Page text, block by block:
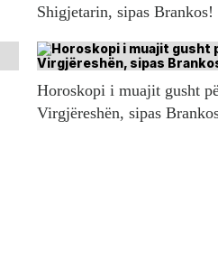
Shigjetarin, sipas Brankos!
Horoskopi i muajit gusht
Virgjëreshën, sipas